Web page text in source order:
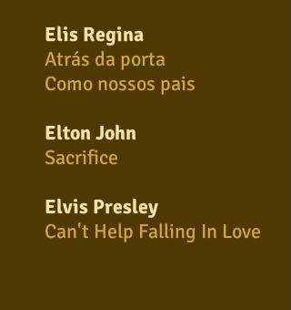
Elis Regina
Atrás da porta
Como nossos pais
Elton John
Sacrifice
Elvis Presley
Can't Help Falling In Love